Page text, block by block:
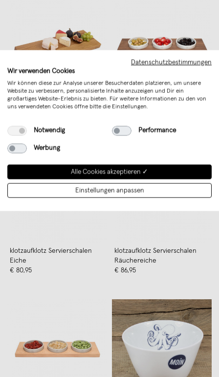
klotzaufklotz Servierbrett Eiche
klotzaufklotz Servierschalen
klotzaufklotz Servierschalen
Eiche
€ 80,95
klotzaufklotz Servierschalen
Räuchereiche
€ 86,95
Datenschutzbestimmungen
Wir verwenden Cookies
Wir können diese zur Analyse unserer Besucherdaten platzieren, um unsere
Website zu verbessern, personalisierte Inhalte anzuzeigen und Dir ein
großartiges Website-Erlebnis zu bieten. Für weitere Informationen zu den von
uns verwendeten Cookies öffne bitte die Einstellungen.
Notwendig Performance
Werbung
Alle Cookies akzeptieren ✓
Einstellungen anpassen